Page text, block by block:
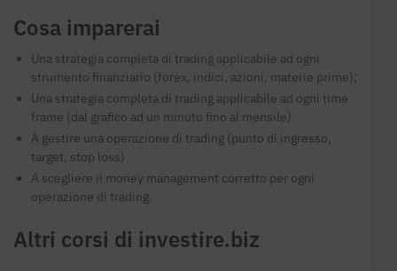
Cosa imparerai
Una strategia completa di trading applicabile ad ogni
strumento finanziario (forex, indici, azioni, materie prime);
Una strategia completa di trading applicabile ad ogni time
frame (dal grafico ad un minuto fino al mensile)
A gestire una operazione di trading (punto di ingresso,
target, stop loss)
A scegliere il money management corretto per ogni
operazione di trading.
Altri corsi di investire.biz